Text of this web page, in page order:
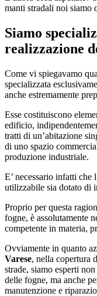
manti stradali noi siamo
Siamo
realizzazione
Come vi spiegavamo
specializzata
anche estremamente
Esse costituiscono
edificio,
tratti di un’abitazione
di uno spazio
produzione industriale.
E’ necessario infatti che
utilizzabile sia dotato di
Proprio per questa
fogne, è assolutamente
competente in materia,
Ovviamente in quanto
Varese, nella copertura
strade, siamo esperti
delle fogne, ma anche
manutenzione e